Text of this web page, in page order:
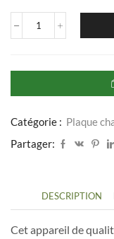
quantité
a
lisse
rayé
Catégorie : Plaque
Partager:
DESCRIPTION
Cet appareil de